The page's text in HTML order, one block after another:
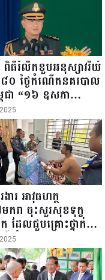
ធីរំលឹកខួបអនុស្សាវរីយ៍
០ ថ្ងៃកំណើតនគរបាល
ជា “១៦ ឧសភា
១៦ ឧសភា
ងារ អាវុធហត្ថ
ករា ចុះសួរសុខទុក្ខ
ដែលជួបគ្រោះថ្នាក់
កំពុងសម្រាកព្យាបាល
ពេទ្យ!